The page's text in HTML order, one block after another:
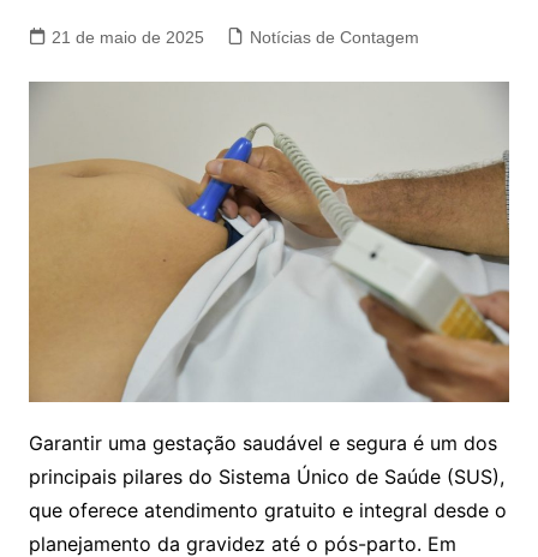
21 de maio de 2025 Notícias de Contagem
Garantir uma gestação saudável e segura é um dos
principais pilares do Sistema Único de Saúde (SUS),
que oferece atendimento gratuito e integral desde o
planejamento da gravidez até o pós-parto. Em